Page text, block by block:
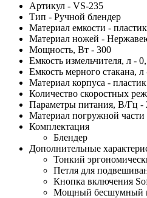
Артикул - VS-235
Тип - Ручной блендер
Материал емкости - пластик
Материал ножей -
Мощность, Вт - 300
Емкость измельчителя, л -
Емкость мерного стакана, л
Материал корпуса - пластик
Количество скоростных
Параметры питания, В/Гц -
Материал погружной
Комплектация
Блендер
Дополнительные
Тонкий
Петля для
Кнопка включения
Мощный бесшумный